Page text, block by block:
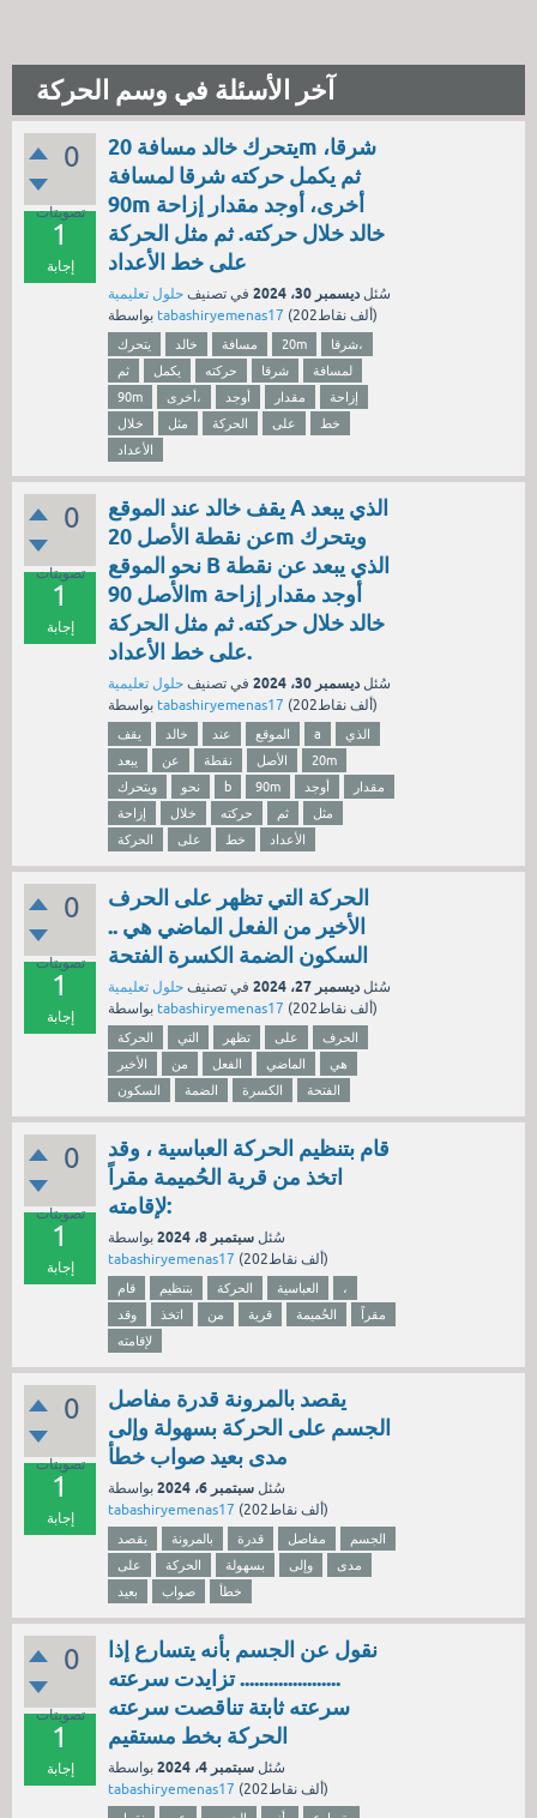
آخر الأسئلة في وسم الحركة
0
تصويتات
1
إجابة
يتحرك خالد مسافة 20m شرقا،
ثم يكمل حركته شرقا لمسافة
90m أخرى، أوجد مقدار إزاحة
خالد خلال حركته. ثم مثل الحركة
على خط الأعداد
سُئل ديسمبر 30، 2024 في تصنيف حلول تعليمية
tabashiryemenas17 ( 202ألف نقاط)
يتحرك خالد مسافة 20m
شرقا،
ثم
يكمل حركته شرقا
لمسافة
90m
أخرى، أوجد مقدار
إزاحة
خلال
مثل الحركة على
خط
الأعداد
0
تصويتات
1
إجابة
يقف خالد عند الموقع A الذي يبعد
عن نقطة الأصل 20m ويتحرك
نحو الموقع B الذي يبعد عن نقطة
الأصل 90m أوجد مقدار إزاحة
خالد خلال حركته. ثم مثل الحركة
على خط الأعداد.
سُئل ديسمبر 30، 2024 في تصنيف حلول تعليمية
tabashiryemenas17 ( 202ألف نقاط)
يقف خالد عند الموقع a
الذي
يبعد
عن نقطة الأصل
20m
ويتحرك
نحو b 90m أوجد
مقدار
إزاحة
خلال حركته ثم
مثل
الحركة
على خط الأعداد
0
تصويتات
1
إجابة
الحركة التي تظهر على الحرف
الأخير من الفعل الماضي هي ..
السكون الضمة الكسرة الفتحة
سُئل ديسمبر 27، 2024 في تصنيف حلول تعليمية
tabashiryemenas17 ( 202ألف نقاط)
الحركة التي تظهر على
الحرف
الأخير
من الفعل الماضي
هي
السكون
الضمة الكسرة الفتحة
0
تصويتات
1
إجابة
قام بتنظيم الحركة العباسية ، وقد
اتخذ من قرية الحُميمة مقراً
لإقامته:
سُئل سبتمبر 8، 2024
بواسطة
tabashiryemenas17 ( 202ألف نقاط)
قام بتنظيم الحركة العباسية
،
وقد
اتخذ من قرية الحُميمة
مقراً
لإقامته
0
تصويتات
1
إجابة
يقصد بالمرونة قدرة مفاصل
الجسم على الحركة بسهولة وإلى
مدى بعيد صواب خطأ
سُئل سبتمبر 6، 2024
بواسطة
tabashiryemenas17 ( 202ألف نقاط)
يقصد بالمرونة قدرة مفاصل
الجسم
على
الحركة بسهولة وإلى
مدى
بعيد
صواب خطأ
0
تصويتات
1
إجابة
نقول عن الجسم بأنه يتسارع إذا
..................... تزايدت سرعته
سرعته ثابتة تناقصت سرعته
الحركة بخط مستقيم
سُئل سبتمبر 4، 2024
بواسطة
tabashiryemenas17 ( 202ألف نقاط)